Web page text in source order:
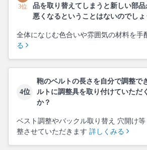
3位
品を取り替えてしまうと新しい部
悪くなるということはないのでしょ
全体になじむ色合いや雰囲気の材料を手
る
4位
鞄のベルトの長さを自分で調整で
ルトに調整具を取り付けていただ
か？
ベスト調整やバックル取り替え 穴開け
整させていただきます 詳しくみる